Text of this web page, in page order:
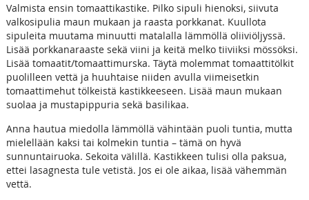
Valmista ensin tomaattikastike. Pilko sipuli hienoksi, siivuta
valkosipulia maun mukaan ja raasta porkkanat. Kuullota
sipuleita muutama minuutti matalalla lämmöllä oliiviöljyssä.
Lisää porkkanaraaste sekä viini ja keitä melko tiiviiksi mössöksi.
Lisää tomaatit/tomaattimurska. Täytä molemmat tomaattitölkit
puolilleen vettä ja huuhtaise niiden avulla viimeisetkin
tomaattimehut tölkeistä kastikkeeseen. Lisää maun mukaan
suolaa ja mustapippuria sekä basilikaa.
Anna hautua miedolla lämmöllä vähintään puoli tuntia, mutta
mielellään kaksi tai kolmekin tuntia – tämä on hyvä
sunnuntairuoka. Sekoita välillä. Kastikkeen tulisi olla paksua,
ettei lasagnesta tule vetistä. Jos ei ole aikaa, lisää vähemmän
vettä.